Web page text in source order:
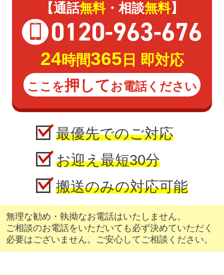
【通話無料・相談無料】
0120-963-676
24時間365 日 即対応
ここを押してお電話ください
最優先でのご対応
お迎え最短30分
搬送のみの対応可能
無理な勧め・執拗なお電話はいたしません。
ご相談のお電話をいただいても必ず決めていただく
必要はございません。ご安心してご相談ください。